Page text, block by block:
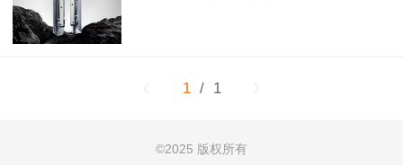
1 / 1
©2025 版权所有